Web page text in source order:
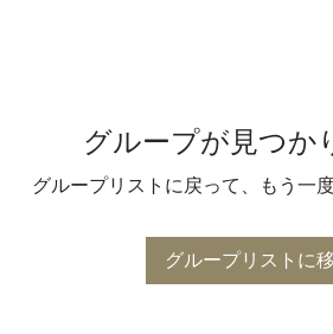
グループが見つか
グループリストに戻って、もう一
グループリストに